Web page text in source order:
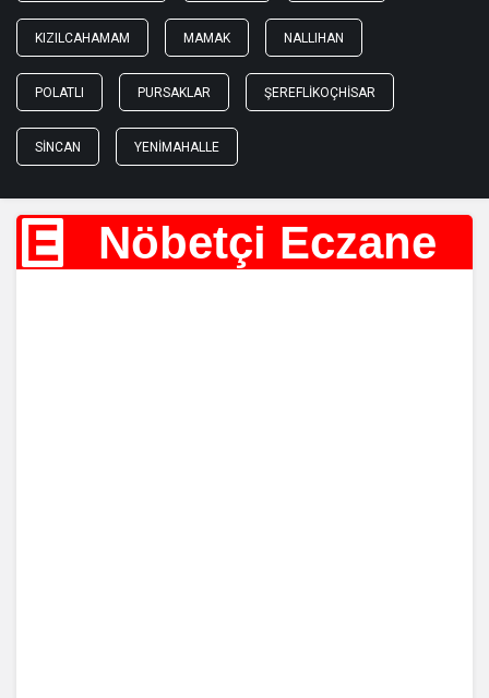
KIZILCAHAMAM MAMAK NALLIHAN
POLATLI PURSAKLAR ŞEREFLIKOÇHISAR
SINCAN YENIMAHALLE
E Nöbetçi Eczane